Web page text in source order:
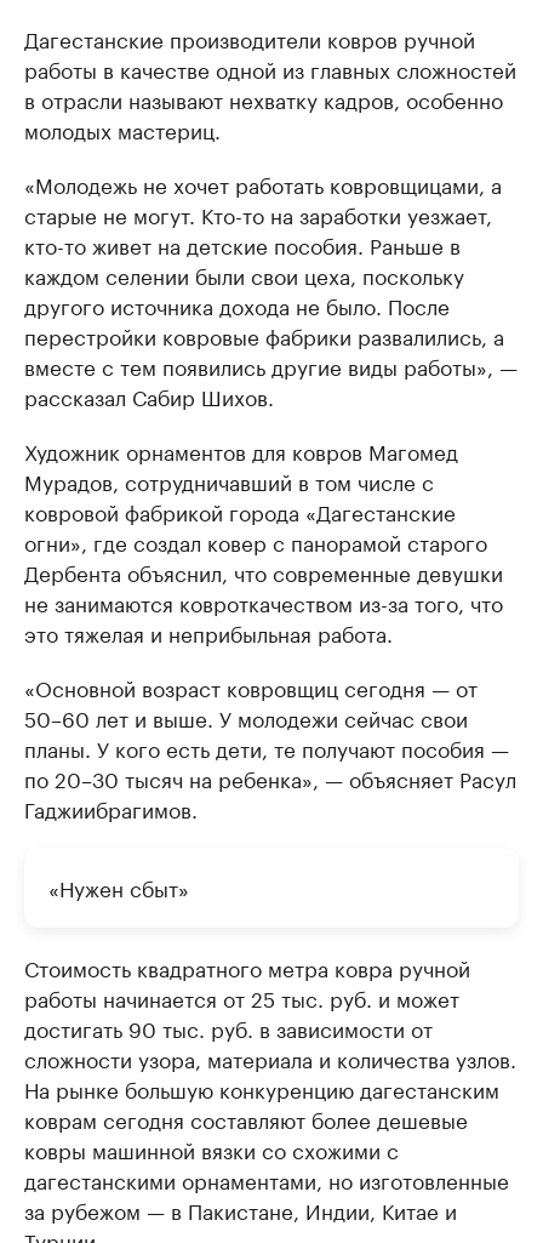
Дагестанские производители ковров ручной
работы в качестве одной из главных сложностей
в отрасли называют нехватку кадров, особенно
молодых мастериц.
«Молодежь не хочет работать ковровщицами, а
старые не могут. Кто-то на заработки уезжает,
кто-то живет на детские пособия. Раньше в
каждом селении были свои цеха, поскольку
другого источника дохода не было. После
перестройки ковровые фабрики развалились, а
вместе с тем появились другие виды работы», —
рассказал Сабир Шихов.
Художник орнаментов для ковров Магомед
Мурадов, сотрудничавший в том числе с
ковровой фабрикой города «Дагестанские
огни», где создал ковер с панорамой старого
Дербента объяснил, что современные девушки
не занимаются ковроткачеством из-за того, что
это тяжелая и неприбыльная работа.
«Основной возраст ковровщиц сегодня — от
50–60 лет и выше. У молодежи сейчас свои
планы. У кого есть дети, те получают пособия —
по 20–30 тысяч на ребенка», — объясняет Расул
Гаджиибрагимов.
«Нужен сбыт»
Стоимость квадратного метра ковра ручной
работы начинается от 25 тыс. руб. и может
достигать 90 тыс. руб. в зависимости от
сложности узора, материала и количества узлов.
На рынке большую конкуренцию дагестанским
коврам сегодня составляют более дешевые
ковры машинной вязки со схожими с
дагестанскими орнаментами, но изготовленные
за рубежом — в Пакистане, Индии, Китае и